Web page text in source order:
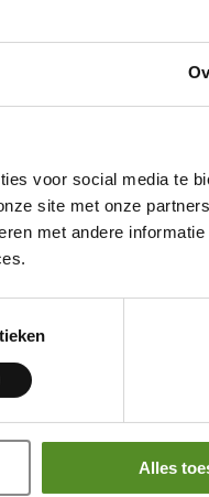
voor social media te
site met onze
met andere
Alles